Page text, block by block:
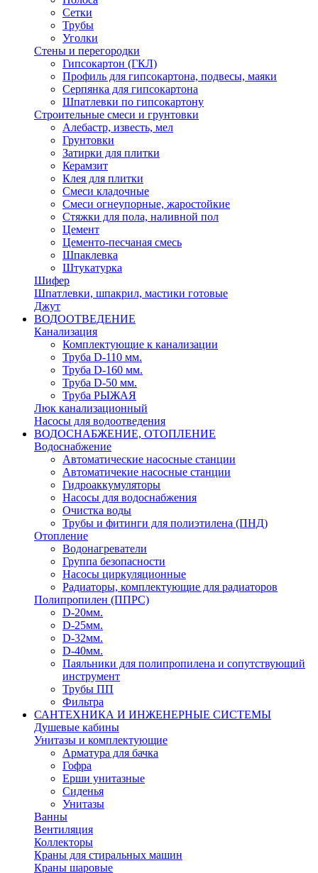
Сетки
Трубы
Уголки
Стены и перегородки
Гипсокартон (ГКЛ)
Профиль для гипсокартона, подвесы, маяки
Серпянка для гипсокартона
Шпатлевки по гипсокартону
Строительные смеси и грунтовки
Алебастр, известь, мел
Грунтовки
Затирки для плитки
Керамзит
Клея для плитки
Смеси кладочные
Смеси огнеупорные, жаростойкие
Стяжки для пола, наливной пол
Цемент
Цементо-песчаная смесь
Шпаклевка
Штукатурка
Шифер
Шпатлевки, шпакрил, мастики готовые
Джут
ВОДООТВЕДЕНИЕ
Канализация
Комплектующие к канализации
Труба D-110 мм.
Труба D-160 мм.
Труба D-50 мм.
Труба РЫЖАЯ
Люк канализационный
Насосы для водоотведения
ВОДОСНАБЖЕНИЕ, ОТОПЛЕНИЕ
Водоснабжение
Автоматичеcкие насосные станции
Автоматичекие насосные станции
Гидроаккумуляторы
Насосы для водоснабжения
Очистка воды
Трубы и фитинги для полиэтилена (ПНД)
Отопление
Водонагреватели
Группа безопасности
Насосы циркуляционные
Радиаторы, комплектующие для радиаторов
Полипропилен (ППРС)
D-20мм.
D-25мм.
D-32мм.
D-40мм.
Паяльники для полипропилена и сопутствующий
инструмент
Трубы ПП
Фильтра
САНТЕХНИКА И ИНЖЕНЕРНЫЕ СИСТЕМЫ
Душевые кабины
Унитазы и комплектующие
Арматура для бачка
Гофра
Ерши унитазные
Сиденья
Унитазы
Ванны
Вентиляция
Коллекторы
Краны для стиральных машин
Краны шаровые